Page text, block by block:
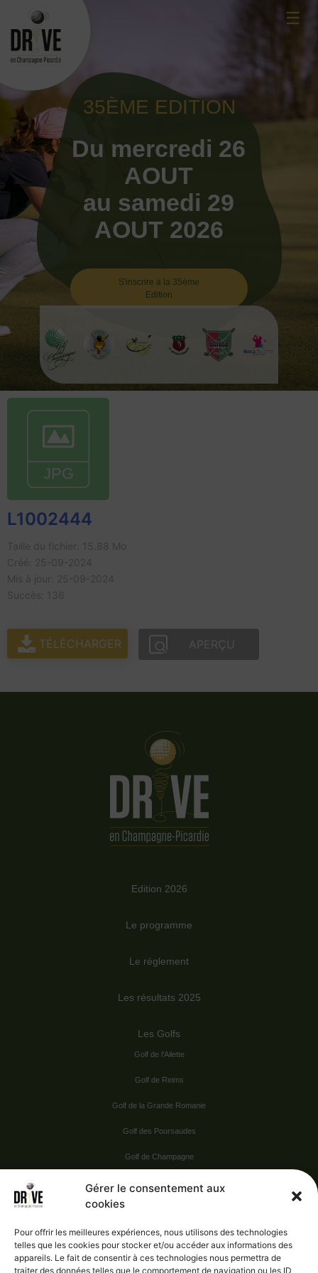
Gérer le consentement aux
cookies
Pour offrir les meilleures expériences, nous utilisons des technologies
telles que les cookies pour stocker et/ou accéder aux informations des
appareils. Le fait de consentir à ces technologies nous permettra de
traiter des données telles que le comportement de navigation ou les ID
content
☰
35ÈME EDITION
Du mercredi 26
AOUT
au samedi 29
AOUT 2026
S'inscrire à la 35ème
Edition
L1002444
TÉLÉCHARGER APERÇU
Edition 2026
Le programme
Le règlement
Les résultats 2025
Les Golfs
Golf de l’Ailette
Golf de Reims
Golf de la Grande Romanie
Golf des Poursaudes
Golf de Champagne
Vie pratique